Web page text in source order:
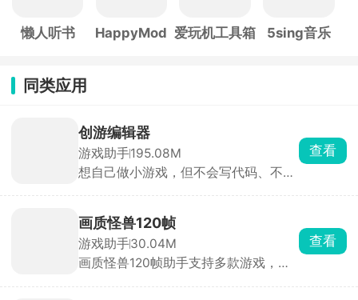
懒人听书 HappyMod 爱玩机工具箱 5sing音乐
同类应用
创游编辑器
游戏助手195.08M
想自己做小游戏，但不会写代码、不会
新手照着模板改一改，十几分钟就能做
出一张可玩的关卡。做完作品一键发布
到社区，全网玩家都能玩你做的游戏，
还能刷别人做的小游戏玩。除了做游
查看
画质怪兽120帧
游戏助手30.04M
画质怪兽120帧助手支持多款游戏，一
查看